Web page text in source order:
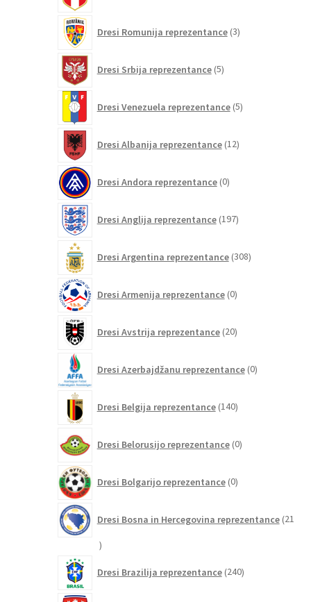
Dresi Romunija reprezentance 3izdelki
Dresi Srbija reprezentance 5izdelkov
Dresi Venezuela reprezentance 5izdelkov
Dresi Albanija reprezentance 12izdelkov
Dresi Andora reprezentance 0izdelkov
Dresi Anglija reprezentance 197izdelkov
Dresi Argentina reprezentance 308izdelkov
Dresi Armenija reprezentance 0izdelkov
Dresi Avstrija reprezentance 20izdelkov
Dresi Azerbajdžanu reprezentance 0izdelkov
Dresi Belgija reprezentance 140izdelkov
Dresi Belorusijo reprezentance 0izdelkov
Dresi Bolgarijo reprezentance 0izdelkov
Dresi Bosna in Hercegovina reprezentance 21
21
Dresi Brazilija reprezentance 240izdelkov